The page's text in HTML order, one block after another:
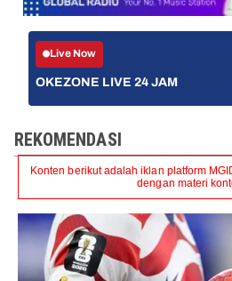
Live Now
OKEZONE LIVE 24 JAM